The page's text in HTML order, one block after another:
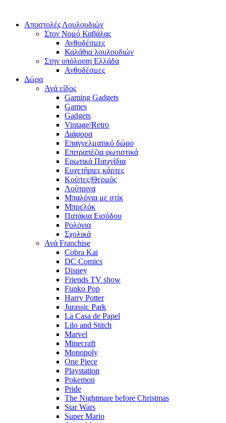
Αποστολές Λουλουδιών
Στον Νομό Καβάλας
Ανθοδέσμες
Καλάθια λουλουδιών
Στην υπόλοιπη Ελλάδα
Ανθοδέσμες
Δώρα
Ανά είδος
Gaming Gadgets
Games
Gadgets
Vintage/Retro
Διάφορα
Επαγγελματικό δώρο
Επιτραπέζια φωτιστικά
Ερωτικά Παιχνίδια
Ευχετήριες κάρτες
Κούπες/Θερμός
Λούτρινα
Μπαλόνια με στίκ
Μπρελόκ
Πατάκια Εισόδου
Ρολόγια
Σχολικά
Ανά Franchise
Cobra Kai
DC Comics
Disney
Friends TV show
Funko Pop
Harry Potter
Jurassic Park
La Casa de Papel
Lilo and Stitch
Marvel
Minecraft
Monopoly
One Piece
Playstation
Pokemon
Pride
The Nightmare before Christmas
Star Wars
Super Mario